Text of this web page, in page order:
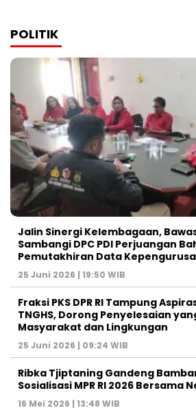
POLITIK
Jalin Sinergi Kelembagaan,
Sambangi DPC PDI Perjuangan
Pemutakhiran Data
25 Juni 2026 | 19:50 WIB
‎Fraksi PKS DPR RI Tampung
TNGHS, Dorong Penyelesaian
Masyarakat dan Lingkungan‎
25 Juni 2026 | 09:24 WIB
Ribka Tjiptaning Gandeng
Sosialisasi MPR RI 2026 Bersama
16 Mei 2026 | 13:48 WIB